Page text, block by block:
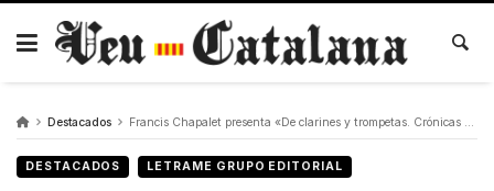
Skip
content
Destacados Francis Chapalet presenta «De clarines y trompetas. Crónicas Castellanas».
DESTACADOS LETRAME GRUPO EDITORIAL